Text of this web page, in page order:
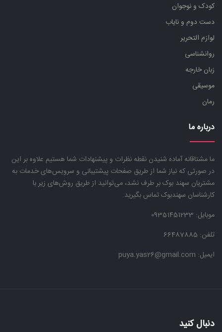
کودک و نوجوان
دست دوم و نایاب
لوازم التحریر
روانشناسی
زبان خارجه
موسیقی
رمان
درباره ما
ما مشتاقانه آماده شنیدن نقطه نظرات و پیشنهادات شما هستیم علاوه بر این
در صورتی که نیاز شما از طریق صفحات پیشتیبانی و سرویس‌های خدمات به
مشتریان سهند بوک بر طرف نشد، می‌توانید از طریق روش‌های زیر با
کارشناسان سهندبوک تماس بگیرید.
موبایل:
تلفن: 66487885
ایمیل: puya.yas26@gmail.com
دنبال کنید